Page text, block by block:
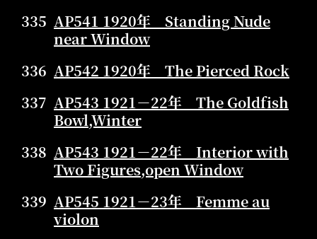
335 AP541 1920年 Standing Nude
near Window
336 AP542 1920年 The Pierced Rock
337 AP543 1921－22年 The Goldfish
Bowl,Winter
338 AP543 1921－22年 Interior with
Two Figures,open Window
339 AP545 1921－23年 Femme au
violon